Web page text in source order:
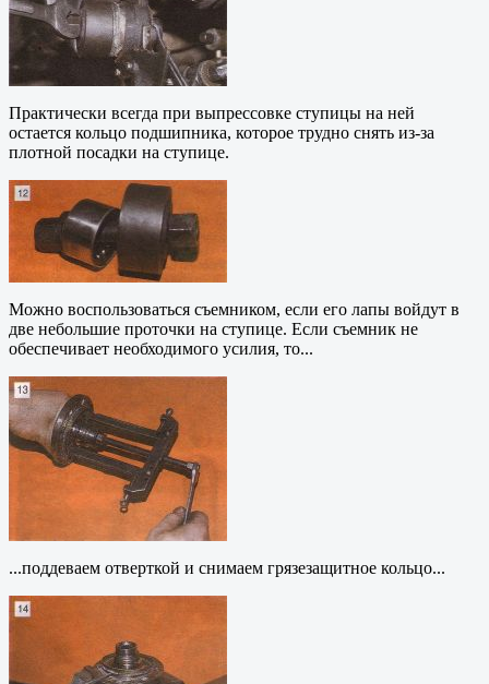
Практически всегда при выпрессовке ступицы на ней
остается кольцо подшипника, которое трудно снять из-за
плотной посадки на ступице.
Можно воспользоваться съемником, если его лапы войдут в
две небольшие проточки на ступице. Если съемник не
обеспечивает необходимого усилия, то...
...поддеваем отверткой и снимаем грязезащитное кольцо...